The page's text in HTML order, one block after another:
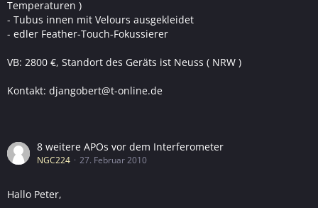
Temperaturen )
- Tubus innen mit Velours ausgekleidet
- edler Feather-Touch-Fokussierer
VB: 2800 €, Standort des Geräts ist Neuss ( NRW )
Kontakt: djangobert@t-online.de
8 weitere APOs vor dem Interferometer
NGC224 27. Februar 2010
Hallo Peter,